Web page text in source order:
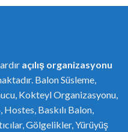
açılış organizasyonu
Balon Süsleme,
Kokteyl Organizasyonu,
Baskılı Balon,
Gölgelikler, Yürüyüş